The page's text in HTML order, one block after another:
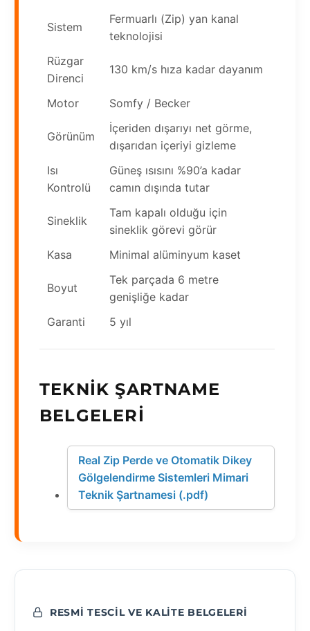
Sistem
Fermuarlı (Zip) yan kanal
teknolojisi
Rüzgar
Direnci
130 km/s hıza kadar dayanım
Motor Somfy / Becker
Görünüm
İçeriden dışarıyı net görme,
dışarıdan içeriyi gizleme
Isı
Kontrolü
Güneş ısısını %90’a kadar
camın dışında tutar
Sineklik
Tam kapalı olduğu için
sineklik görevi görür
Kasa
Minimal alüminyum kaset
Boyut
Tek parçada 6 metre
genişliğe kadar
Garanti
5 yıl
TEKNIK ŞARTNAME
BELGELERI
Real Zip Perde ve Otomatik Dikey
Gölgelendirme Sistemleri Mimari
Teknik Şartnamesi (.pdf)
RESMI TESCIL VE KALITE BELGELERI